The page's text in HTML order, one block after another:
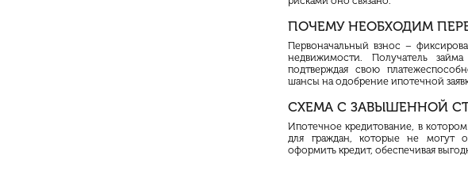
ПОЧЕМУ НЕОБХОДИМ
Первоначальный взнос –
недвижимости. Получатель
подтверждая свою
шансы на одобрение ипотечной
СХЕМА С ЗАВЫШЕННОЙ
Ипотечное кредитование, в котором
для граждан, которые не могут
оформить кредит, обеспечивая